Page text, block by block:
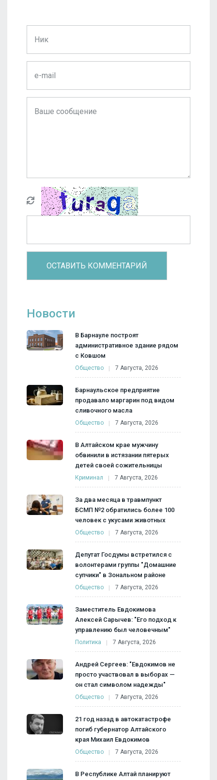
Новости
В Барнауле построят
административное здание рядом
с Ковшом
Общество 7 Августа, 2026
Барнаульское предприятие
продавало маргарин под видом
сливочного масла
Общество 7 Августа, 2026
В Алтайском крае мужчину
обвинили в истязании пятерых
детей своей сожительницы
Криминал 7 Августа, 2026
За два месяца в травмпункт
БСМП №2 обратились более 100
человек с укусами животных
Общество 7 Августа, 2026
Депутат Госдумы встретился с
волонтерами группы "Домашние
супчики" в Зональном районе
Общество 7 Августа, 2026
Заместитель Евдокимова
Алексей Сарычев: "Его подход к
управлению был человечным"
Политика 7 Августа, 2026
Андрей Сергеев: "Евдокимов не
просто участвовал в выборах —
он стал символом надежды"
Общество 7 Августа, 2026
21 год назад в автокатастрофе
погиб губернатор Алтайского
края Михаил Евдокимов
Общество 7 Августа, 2026
В Республике Алтай планируют